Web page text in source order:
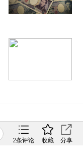
2条评论 收藏 分享